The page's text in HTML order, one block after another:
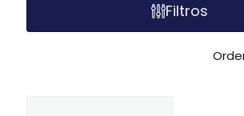
Filtros